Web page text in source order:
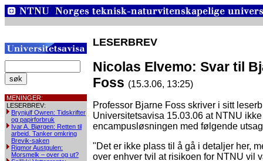
MENINGER:
LESERBREV:
Brynjulf Owren: Tidskrifter
og papirforbruk
Ivar A. Bjørgen: Retten til
arbeid. Tanker omkring
Brevik-saken
Rigmor Austgulen:
Morsmelk – over og ut?
LESERBREV
Nicolas Elvemo: Svar til
Foss (15.3.06, 13:25)
Professor Bjarne Foss skriver i sitt
Universitetsavisa 15.03.06 at NTNU
encampusløsningen med følgende
"Det er ikke plass til å gå i detaljer her,
over enhver tvil at risikoen for NTNU vil